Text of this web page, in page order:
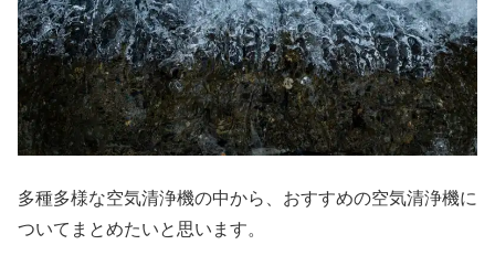
多種多様な空気清浄機の中から、おすすめの空気清浄機に
ついてまとめたいと思います。